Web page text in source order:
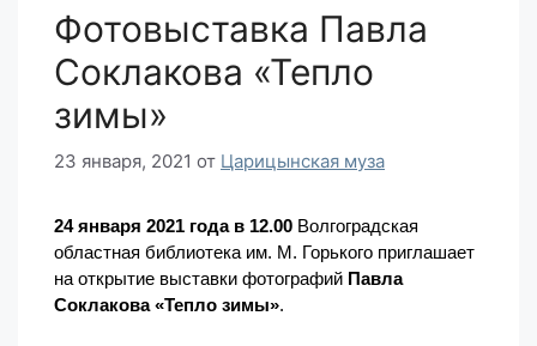
Фотовыставка Павла
Соклакова «Тепло
зимы»
23 января, 2021 от Царицынская муза
24 января 2021 года в 12.00 Волгоградская
областная библиотека им. М. Горького приглашает
на открытие выставки фотографий Павла
Соклакова «Тепло зимы».